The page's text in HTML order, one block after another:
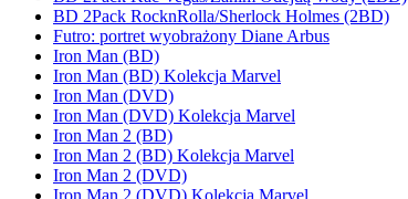
BD 2Pack RocknRolla/Sherlock Holmes (2BD)
Futro: portret wyobrażony Diane Arbus
Iron Man (BD)
Iron Man (BD) Kolekcja Marvel
Iron Man (DVD)
Iron Man (DVD) Kolekcja Marvel
Iron Man 2 (BD)
Iron Man 2 (BD) Kolekcja Marvel
Iron Man 2 (DVD)
Iron Man 2 (DVD) Kolekcja Marvel